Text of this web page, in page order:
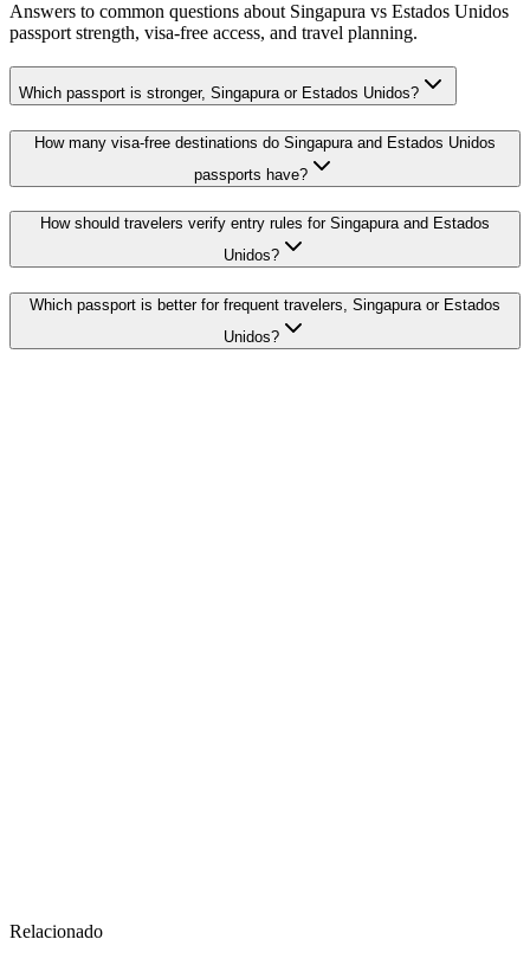
Answers to common questions about Singapura vs Estados Unidos
passport strength, visa-free access, and travel planning.
Which passport is stronger, Singapura or Estados Unidos?
How many visa-free destinations do Singapura and Estados Unidos
passports have?
How should travelers verify entry rules for Singapura and Estados
Unidos?
Which passport is better for frequent travelers, Singapura or Estados
Unidos?
Relacionado